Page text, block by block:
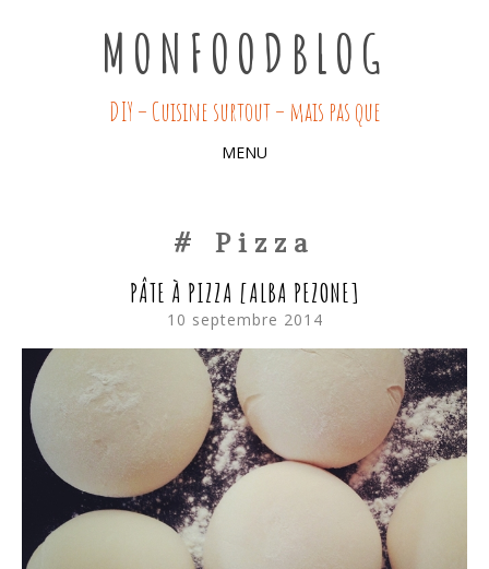
MONFOODBLOG
DIY – Cuisine surtout – mais pas que
MENU
Pizza
PÂTE À PIZZA [ALBA PEZONE]
10 septembre 2014